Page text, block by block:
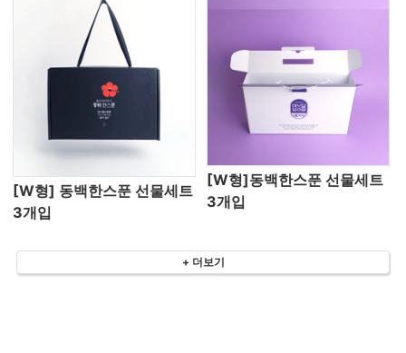
[W형] 동백한스푼 선물세트
3개입
[W형]동백한스푼 선물세트
3개입
+ 더보기